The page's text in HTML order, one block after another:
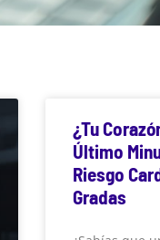
¿Tu
Último
Riesgo
Gradas